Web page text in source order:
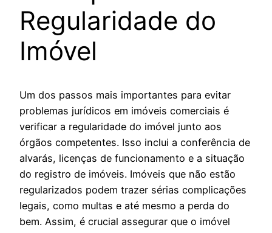
Regularidade do
Imóvel
Um dos passos mais importantes para evitar
problemas jurídicos em imóveis comerciais é
verificar a regularidade do imóvel junto aos
órgãos competentes. Isso inclui a conferência de
alvarás, licenças de funcionamento e a situação
do registro de imóveis. Imóveis que não estão
regularizados podem trazer sérias complicações
legais, como multas e até mesmo a perda do
bem. Assim, é crucial assegurar que o imóvel